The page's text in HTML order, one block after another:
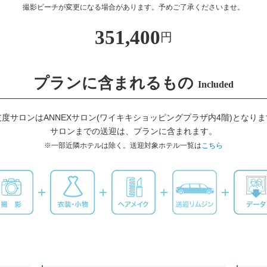
撮影ビーチが変更になる場合があります。予めご了承くださいませ。
351,400円
プランに含まれるもの Included
サロンはANNEXサロン(ワイキキショッピングプラザ内4階)となり
サロンまでの送迎は、プランに含まれます。
※一部近隣ホテルは除く。 送迎対象ホテル一覧は こちら